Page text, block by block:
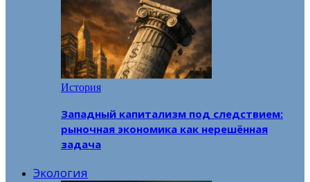
История
Западный капитализм под следствием:
рыночная экономика как нерешённая
задача
Экология